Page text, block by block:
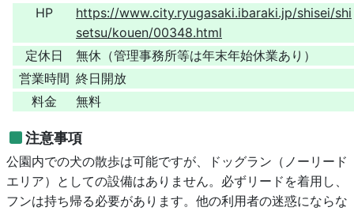
HP
https://www.city.ryugasaki.ibaraki.jp/shisei/shi
setsu/kouen/00348.html
定休日
無休（管理事務所等は年末年始休業あり）
営業時間 終日開放
料金
無料
注意事項
公園内での犬の散歩は可能ですが、ドッグラン（ノーリード
エリア）としての設備はありません。必ずリードを着用し、
フンは持ち帰る必要があります。他の利用者の迷惑にならな